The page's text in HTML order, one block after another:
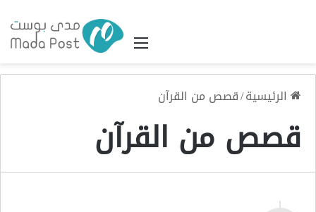
القائمة
الرئيسية/قصص من القرآن
قصص من القرآن